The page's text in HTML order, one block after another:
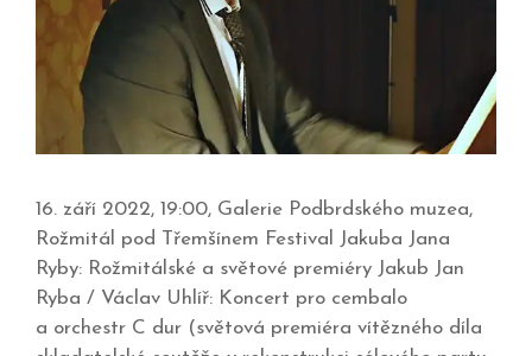
16. září 2022, 19:00, Galerie Podbrdského muzea,
Rožmitál pod Třemšínem Festival Jakuba Jana
Ryby: Rožmitálské a světové premiéry Jakub Jan
Ryba / Václav Uhlíř: Koncert pro cembalo
a orchestr C dur (světová premiéra vítězného díla